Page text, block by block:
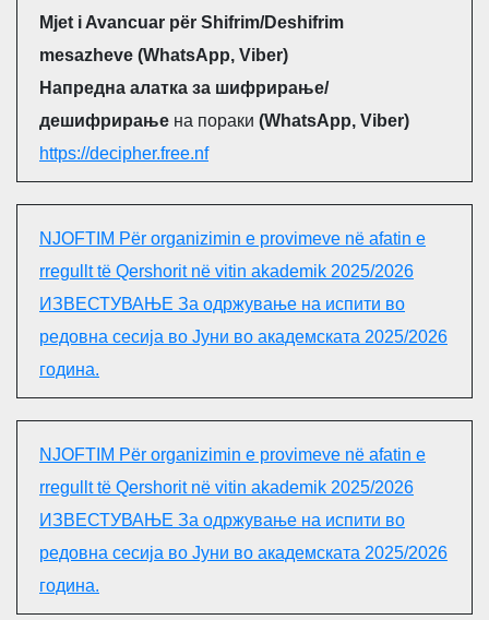
Mjet i Avancuar për Shifrim/Deshifrim
mesazheve (WhatsApp, Viber)
Напредна алатка за шифрирање/
дешифрирање на пораки (WhatsApp, Viber)
https://decipher.free.nf
NJOFTIM Për organizimin e provimeve në afatin e
rregullt të Qershorit në vitin akademik 2025/2026
ИЗВЕСТУВАЊЕ За одржување на испити во
редовна сесија во Јуни во академската 2025/2026
година.
NJOFTIM Për organizimin e provimeve në afatin e
rregullt të Qershorit në vitin akademik 2025/2026
ИЗВЕСТУВАЊЕ За одржување на испити во
редовна сесија во Јуни во академската 2025/2026
година.